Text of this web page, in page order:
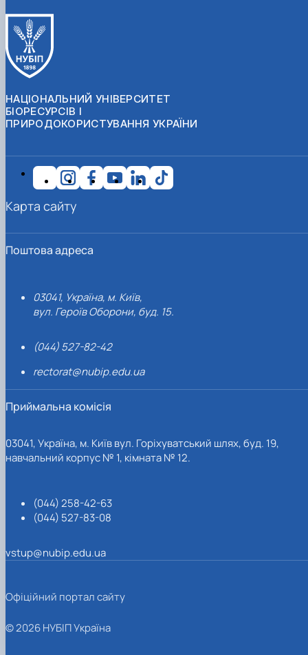
НАЦІОНАЛЬНИЙ УНІВЕРСИТЕТ
БІОРЕСУРСІВ І
ПРИРОДОКОРИСТУВАННЯ УКРАЇНИ
Поштова адреса
03041, Україна, м. Київ,
вул. Героїв Оборони, буд. 15.
(044) 527-82-42
rectorat@nubip.edu.ua
Приймальна комісія
03041, Україна, м. Київ вул. Горіхуватський шлях, буд. 19,
навчальний корпус № 1, кімната № 12.
(044) 258-42-63
(044) 527-83-08
vstup@nubip.edu.ua
Карта сайту
Офіційний портал сайту
© 2026 НУБІП Україна